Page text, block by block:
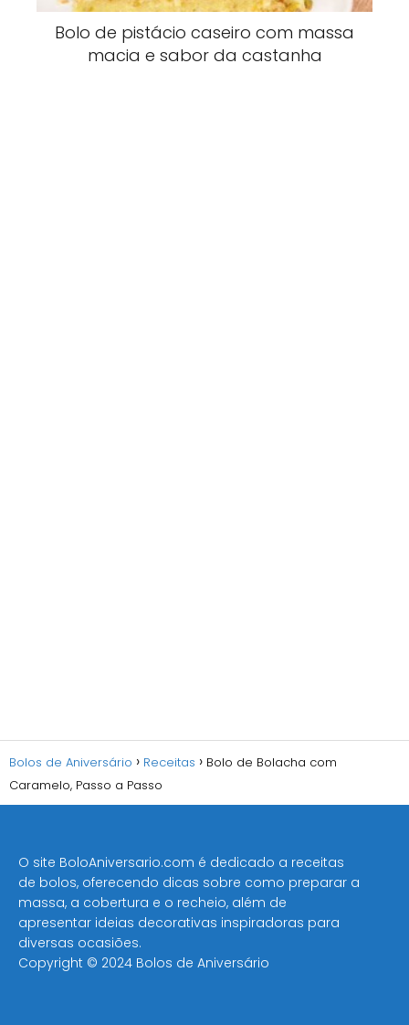
Bolo de pistácio caseiro com massa
macia e sabor da castanha
Bolos de Aniversário Receitas
Bolo de Bolacha com
Caramelo, Passo a Passo
O site BoloAniversario.com é dedicado a receitas
de bolos, oferecendo dicas sobre como preparar a
massa, a cobertura e o recheio, além de
apresentar ideias decorativas inspiradoras para
diversas ocasiões​.
Copyright © 2024 Bolos de Aniversário